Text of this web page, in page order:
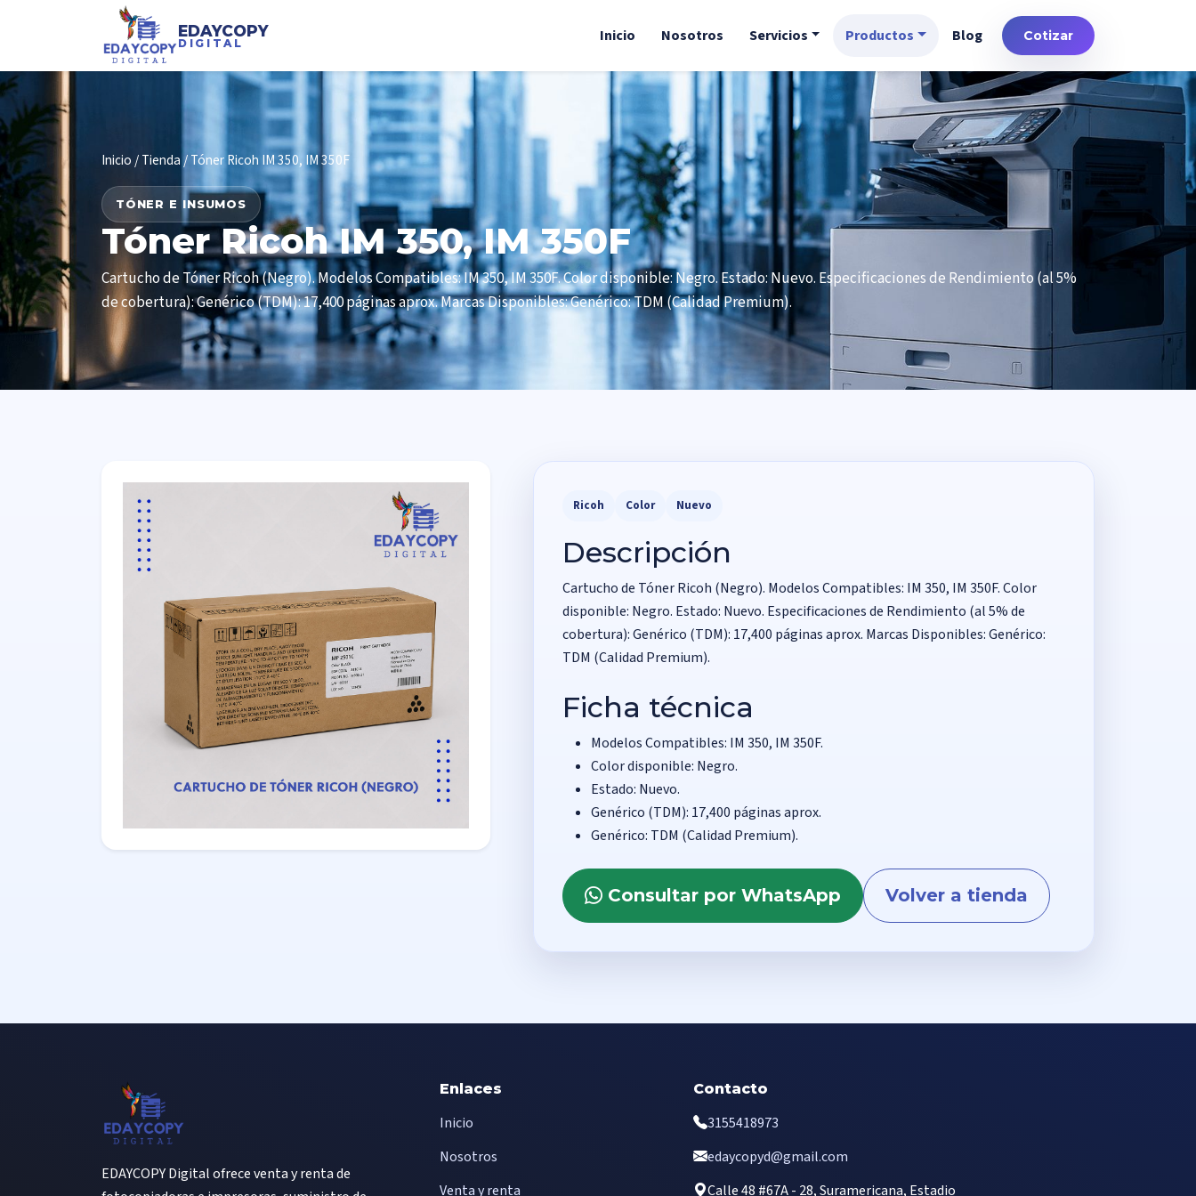
EDAYCOPY
DIGITAL Inicio Nosotros Servicios Productos Blog Cotizar
Inicio/Tienda/ Tóner Ricoh IM 350, IM 350F
TÓNER E INSUMOS
Tóner Ricoh IM 350, IM 350F
Cartucho de Tóner Ricoh (Negro). Modelos Compatibles: IM 350, IM 350F. Color disponible: Negro. Estado: Nuevo. Especificaciones de Rendimiento (al 5%
de cobertura): Genérico (TDM): 17,400 páginas aprox. Marcas Disponibles: Genérico: TDM (Calidad Premium).
Ricoh Color Nuevo
Descripción
Cartucho de Tóner Ricoh (Negro). Modelos Compatibles: IM 350, IM 350F. Color
disponible: Negro. Estado: Nuevo. Especificaciones de Rendimiento (al 5% de
cobertura): Genérico (TDM): 17,400 páginas aprox. Marcas Disponibles: Genérico:
TDM (Calidad Premium).
Ficha técnica
Modelos Compatibles: IM 350, IM 350F.
Color disponible: Negro.
Estado: Nuevo.
Genérico (TDM): 17,400 páginas aprox.
Genérico: TDM (Calidad Premium).
Consultar por WhatsApp Volver a tienda
EDAYCOPY Digital ofrece venta y renta de
Enlaces
Inicio
Nosotros
Venta y renta
Contacto
3155418973
edaycopyd@gmail.com
Calle 48 #67A - 28, Suramericana, Estadio